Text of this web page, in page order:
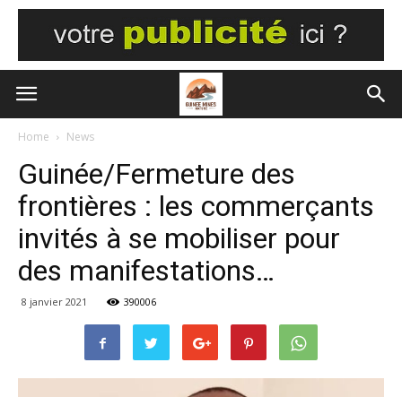
Home News
Guinée/Fermeture des
frontières : les commerçants
invités à se mobiliser pour
des manifestations…
8 janvier 2021 390006